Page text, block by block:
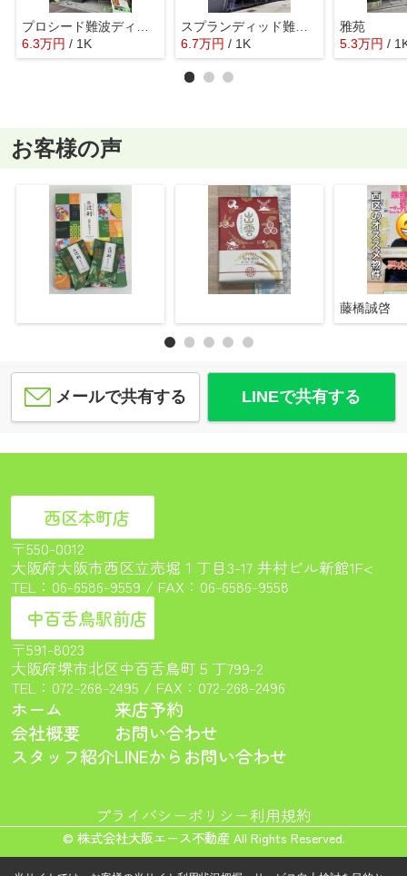
6.3万円 / 1K
スプランディッド難波Ⅱ
6.7万円 / 1K
雅苑
5.3万円 /
お客様の声
藤橋誠啓
メールで共有する LINEで共有する
西区本町店
〒550-0012
大阪府大阪市西区立売堀１丁目3-17 井村ビル新館1F<
TEL： 06-6586-9559 / FAX：06-6586-9558
中百舌鳥駅前店
〒591-8023
大阪府堺市北区中百舌鳥町５丁799-2
TEL： 072-268-2495 / FAX：072-268-2496
ホーム
会社概要
スタッフ紹介
来店予約
お問い合わせ
LINEからお問い合わせ
プライバシーポリシー利用規約
© 株式会社大阪エース不動産 All Rights Reserved.